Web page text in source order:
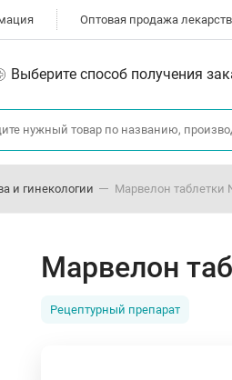
Оптовая продажа
Выберите способ получения
и гинекологии Марвелон таблетки
Марвелон
Рецептурный препарат